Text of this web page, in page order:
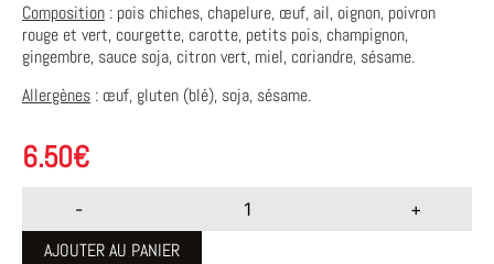
Composition : pois chiches, chapelure, œuf, ail, oignon, poivron
rouge et vert, courgette, carotte, petits pois, champignon,
gingembre, sauce soja, citron vert, miel, coriandre, sésame.
Allergènes : œuf, gluten (blé), soja, sésame.
6.50€
- +
AJOUTER AU PANIER